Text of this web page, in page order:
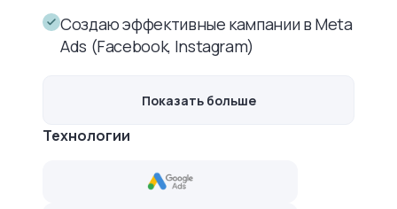
Создаю эффективные кампании в Meta
Ads (Facebook, Instagram)
Показать больше
Технологии